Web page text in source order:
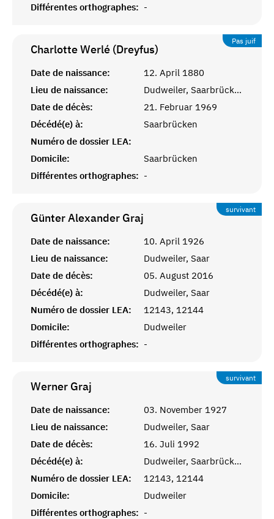
Différentes orthographes: -
Pas juif
Charlotte Werlé (Dreyfus)
Date de naissance:
12. April 1880
Lieu de naissance:
Dudweiler, Saarbrücken
Date de décès:
21. Februar 1969
Décédé(e) à:
Saarbrücken
Numéro de dossier LEA:
Domicile:
Saarbrücken
Différentes orthographes: -
survivant
Günter Alexander Graj
Date de naissance:
10. April 1926
Lieu de naissance:
Dudweiler, Saar
Date de décès:
05. August 2016
Décédé(e) à:
Dudweiler, Saar
Numéro de dossier LEA:
12143, 12144
Domicile:
Dudweiler
Différentes orthographes: -
survivant
Werner Graj
Date de naissance:
03. November 1927
Lieu de naissance:
Dudweiler, Saar
Date de décès:
16. Juli 1992
Décédé(e) à:
Dudweiler, Saarbrücken
Numéro de dossier LEA:
12143, 12144
Domicile:
Dudweiler
Différentes orthographes: -